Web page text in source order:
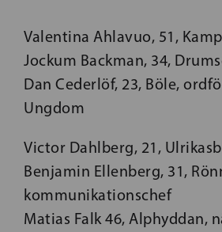
Valentina Ahlavuo, 51,
Jockum Backman, 34,
Dan Cederlöf, 23, Böle,
Ungdom
Victor Dahlberg, 21,
Benjamin Ellenberg, 31,
kommunikationschef
Matias Falk 46, Alphyddan,